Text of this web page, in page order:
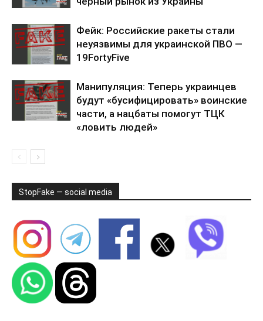
Фейк: Российские ракеты стали
неуязвимы для украинской ПВО —
19FortyFive
Манипуляция: Теперь украинцев
будут «бусифицировать» воинские
части, а нацбаты помогут ТЦК
«ловить людей»
StopFake — social media